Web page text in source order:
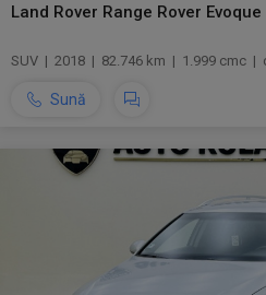
Land Rover Range Rover
SUV | 2018 | 82.746 km | 1.999 cmc |
Sună